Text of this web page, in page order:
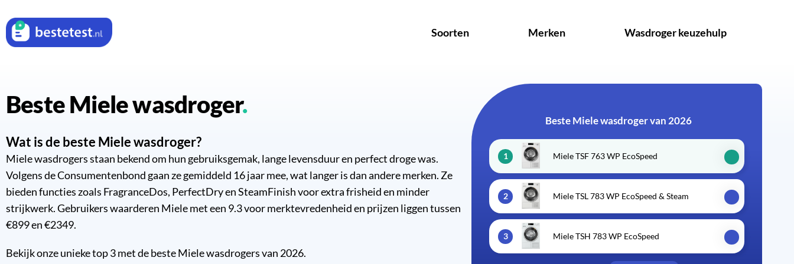
Soorten Merken Wasdroger keuzehulp
Beste Miele wasdroger
Wat is de beste Miele wasdroger?
Miele wasdrogers staan bekend om hun gebruiksgemak, lange levensduur en perfect droge was.
Volgens de Consumentenbond gaan ze gemiddeld 16 jaar mee, wat langer is dan andere merken. Ze
bieden functies zoals FragranceDos, PerfectDry en SteamFinish voor extra frisheid en minder
strijkwerk. Gebruikers waarderen Miele met een 9.3 voor merktevredenheid en prijzen liggen tussen
€899 en €2349.
Bekijk onze unieke top 3 met de beste Miele wasdrogers van 2026.
Beste Miele wasdroger van 2026
1 Miele TSF 763 WP EcoSpeed
2 Miele TSL 783 WP EcoSpeed & Steam
3 Miele TSH 783 WP EcoSpeed